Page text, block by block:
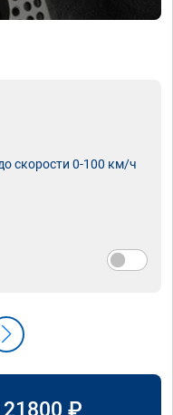
скорости 0-100 км/ч
21800 ₽